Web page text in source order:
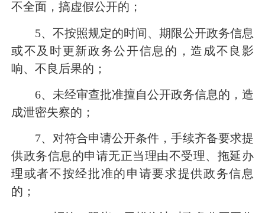
不全面，搞虚假公开的；
5、不按照规定的时间、期限公开政务信息
或不及时更新政务公开信息的，造成不良影
响、不良后果的；
6、未经审查批准擅自公开政务信息的，造
成泄密失察的；
7、对符合申请公开条件，手续齐备要求提
供政务信息的申请无正当理由不受理、拖延办
理或者不按经批准的申请要求提供政务信息
的；